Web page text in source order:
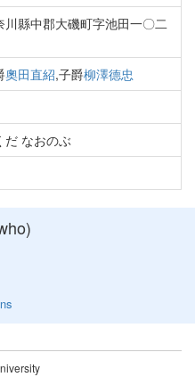
川縣中郡大磯町字池田一〇二
奧田直紹,子爵柳澤德忠
だ なおのぶ